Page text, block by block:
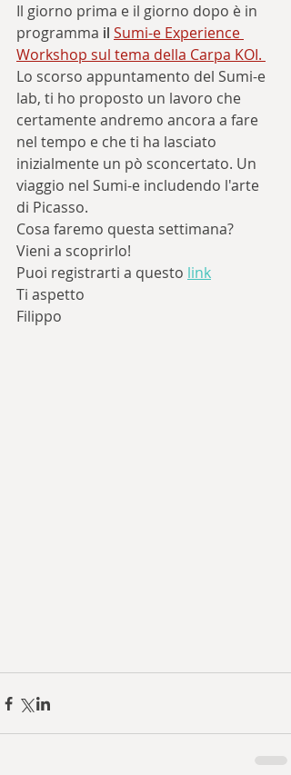
Il giorno prima e il giorno dopo è in
programma il Sumi-e Experience
Workshop sul tema della Carpa KOI.
Lo scorso appuntamento del Sumi-e
lab, ti ho proposto un lavoro che
certamente andremo ancora a fare
nel tempo e che ti ha lasciato
inizialmente un pò sconcertato. Un
viaggio nel Sumi-e includendo l'arte
di Picasso.
Cosa faremo questa settimana?
Vieni a scoprirlo!
Puoi registrarti a questo link
Ti aspetto
Filippo